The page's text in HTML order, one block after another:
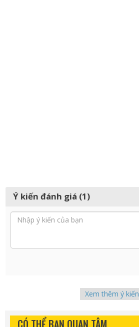
Ý kiến đánh giá (1)
Xem thêm ý kiến
CÓ THỂ BẠN QUAN TÂM